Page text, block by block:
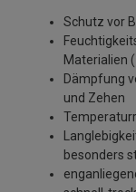
Schutz vor
Materialien
Dämpfung
und Zehen
besonders